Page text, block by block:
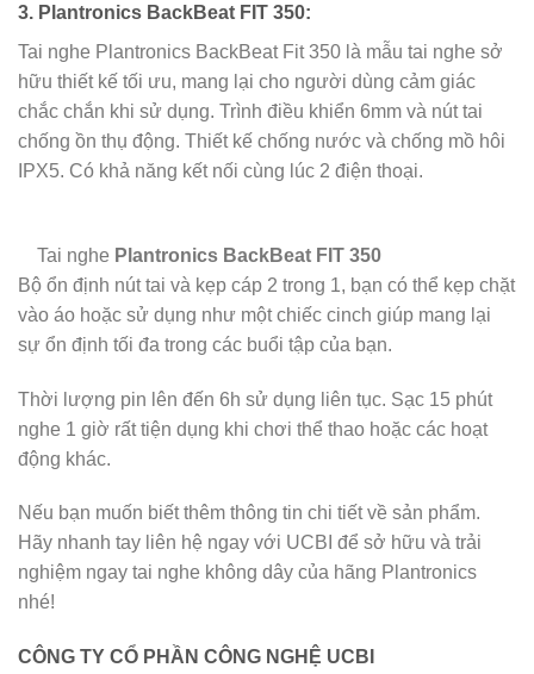
3. Plantronics BackBeat FIT 350:
Tai nghe Plantronics BackBeat Fit 350 là mẫu tai nghe sở
hữu thiết kế tối ưu, mang lại cho người dùng cảm giác
chắc chắn khi sử dụng. Trình điều khiển 6mm và nút tai
chống ồn thụ động. Thiết kế chống nước và chống mồ hôi
IPX5. Có khả năng kết nối cùng lúc 2 điện thoại.
Tai nghe Plantronics BackBeat FIT 350
Bộ ổn định nút tai và kẹp cáp 2 trong 1, bạn có thể kẹp chặt
vào áo hoặc sử dụng như một chiếc cinch giúp mang lại
sự ổn định tối đa trong các buổi tập của bạn.
Thời lượng pin lên đến 6h sử dụng liên tục. Sạc 15 phút
nghe 1 giờ rất tiện dụng khi chơi thể thao hoặc các hoạt
động khác.
Nếu bạn muốn biết thêm thông tin chi tiết về sản phẩm.
Hãy nhanh tay liên hệ ngay với UCBI để sở hữu và trải
nghiệm ngay tai nghe không dây của hãng Plantronics
nhé!
CÔNG TY CỔ PHẦN CÔNG NGHỆ UCBI